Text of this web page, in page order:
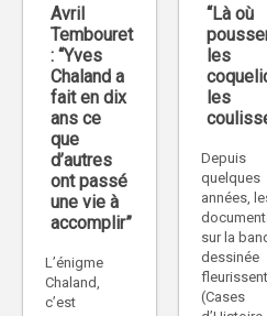
Avril
Tembouret
: “Yves
Chaland a
fait en dix
ans ce
que
d’autres
ont passé
une vie à
accomplir”
L’énigme
Chaland,
c’est
“Là où
les
les
Depuis
quelques
années,
sur la
dessinée
fleurissent
(Cases